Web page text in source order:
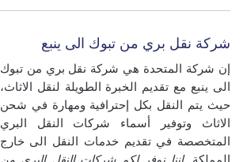
شركة نقل بري من تبوك الى ينبع
إن شركة المتحدة هي شركة نقل بري من تبوك
الى ينبع مع تقديم الخبرة الطويلة لنقل الاثاث،
حيث يتم النقل بكل إحترافية ومهارة في شحن
الاثاث وتوفير أسماء شركات النقل البري
المتخصصة في تقديم خدمات النقل الى خارج